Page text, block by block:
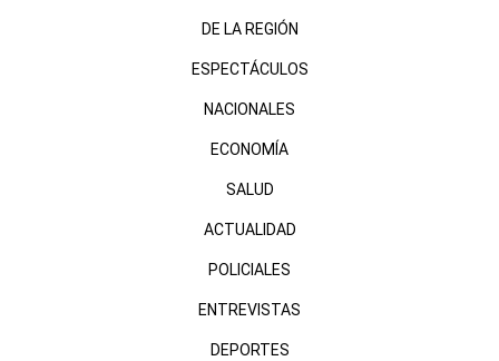
DE LA REGIÓN
ESPECTÁCULOS
NACIONALES
ECONOMÍA
SALUD
ACTUALIDAD
POLICIALES
ENTREVISTAS
DEPORTES